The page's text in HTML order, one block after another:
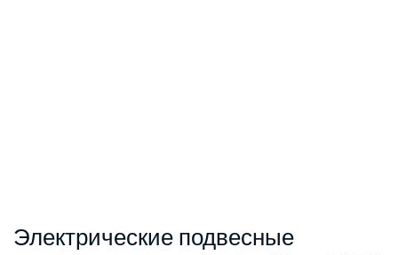
Электрические подвесные